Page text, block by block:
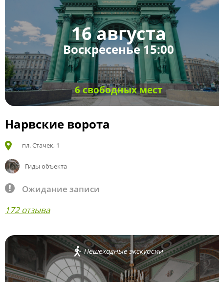
16 августа
Воскресенье 15:00
6 свободных мест
Нарвские ворота
пл. Стачек, 1
Гиды объекта
Ожидание записи
172 отзыва
Пешеходные экскурсии